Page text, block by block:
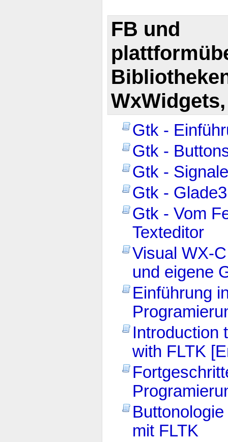
FB und
Gtk -
Gtk -
Gtk - Signale
Gtk -
Gtk - Vom
Texteditor
Visual WX-
und eigene
Einführung
Introduction
with FLTK
mit FLTK